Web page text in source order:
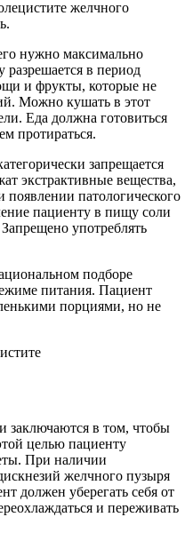
желчного
нужно максимально
в период
и фрукты, которые не
Можно кушать в этот
Еда должна готовиться
протираться.
запрещается
экстрактивные вещества,
патологического
пациенту в пищу соли
употреблять
подборе
питания. Пациент
порциями, но не
заключаются в том, чтобы
целью пациенту
При наличии
желчного пузыря
должен уберегать себя от
и переживать